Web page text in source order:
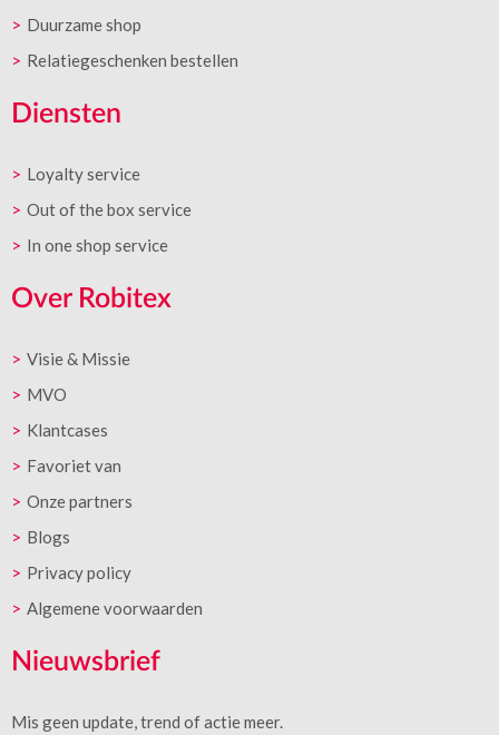
Duurzame shop
Relatiegeschenken bestellen
Diensten
Loyalty service
Out of the box service
In one shop service
Over Robitex
Visie & Missie
MVO
Klantcases
Favoriet van
Onze partners
Blogs
Privacy policy
Algemene voorwaarden
Nieuwsbrief
Mis geen update, trend of actie meer.